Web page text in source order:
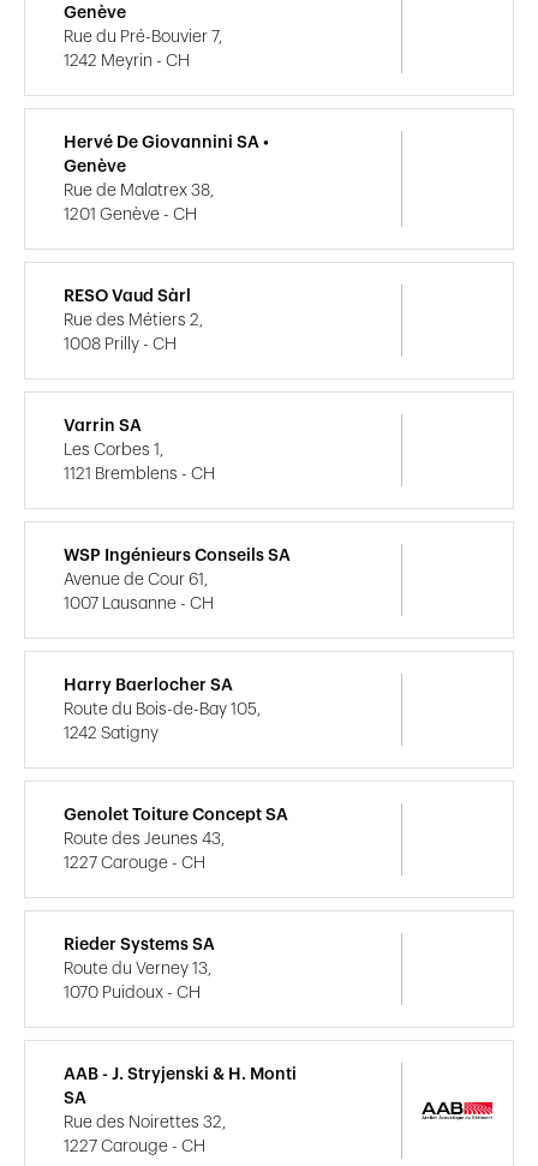
Genève
Rue du Pré-Bouvier 7,
1242 Meyrin - CH
Hervé De Giovannini SA •
Genève
Rue de Malatrex 38,
1201 Genève - CH
RESO Vaud Sàrl
Rue des Métiers 2,
1008 Prilly - CH
Varrin SA
Les Corbes 1,
1121 Bremblens - CH
WSP Ingénieurs Conseils SA
Avenue de Cour 61,
1007 Lausanne - CH
Harry Baerlocher SA
Route du Bois-de-Bay 105,
1242 Satigny
Genolet Toiture Concept SA
Route des Jeunes 43,
1227 Carouge - CH
Rieder Systems SA
Route du Verney 13,
1070 Puidoux - CH
AAB - J. Stryjenski & H. Monti
SA
Rue des Noirettes 32,
1227 Carouge - CH